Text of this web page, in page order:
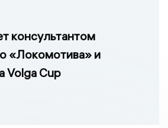
консультантом
«Локомотива» и
Volga Cup